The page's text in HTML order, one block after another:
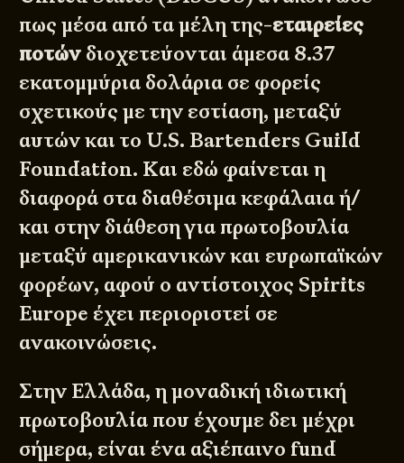
πως μέσα από τα μέλη της-εταιρείες
ποτών διοχετεύονται άμεσα 8.37
εκατομμύρια δολάρια σε φορείς
σχετικούς με την εστίαση, μεταξύ
αυτών και το U.S. Bartenders Guild
Foundation. Και εδώ φαίνεται η
διαφορά στα διαθέσιμα κεφάλαια ή/
και στην διάθεση για πρωτοβουλία
μεταξύ αμερικανικών και ευρωπαϊκών
φορέων, αφού ο αντίστοιχος Spirits
Europe έχει περιοριστεί σε
ανακοινώσεις.
Στην Ελλάδα, η μοναδική ιδιωτική
πρωτοβουλία που έχουμε δει μέχρι
σήμερα, είναι ένα αξιέπαινο fund